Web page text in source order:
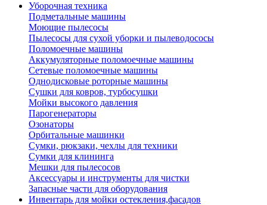
Уборочная техника
Подметальные машины
Моющие пылесосы
Пылесосы для сухой уборки и пылеводососы
Поломоечные машины
Аккумуляторные поломоечные машины
Сетевые поломоечные машины
Однодисковые роторные машины
Сушки для ковров, турбосушки
Мойки высокого давления
Парогенераторы
Озонаторы
Орбитальные машинки
Сумки, рюкзаки, чехлы для техники
Сумки для клининга
Мешки для пылесосов
Аксессуары и инструменты для чистки
Запасные части для оборудования
Инвентарь для мойки остекления,фасадов